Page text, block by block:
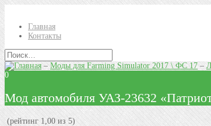
Главная
Контакты
–Моды для Farming Simulator 2017 \ ФС 17–
0
Мод автомобиля УАЗ-23632
(рейтинг 1,00 из 5)